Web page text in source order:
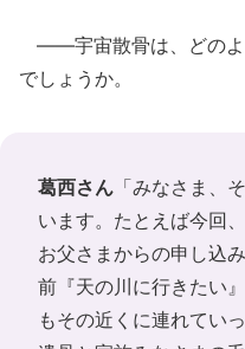
――宇宙散骨は、どのよ
でしょうか。
葛西さん 「みなさま、
います。たとえば今回
お父さまからの申し込
前『天の川に行きたい
もその近くに連れてい